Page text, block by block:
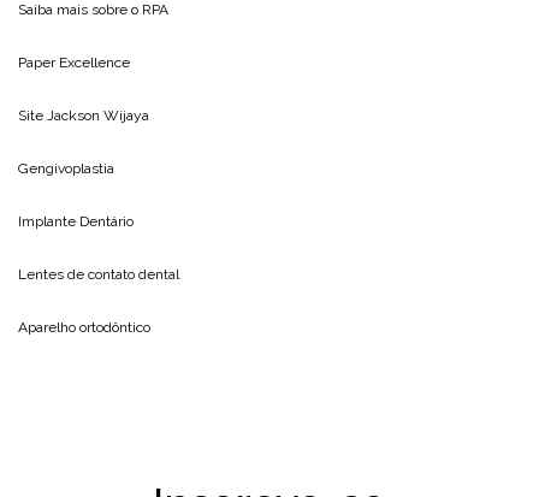
Saiba mais sobre o RPA
Paper Excellence
Site Jackson Wijaya
Gengivoplastia
Implante Dentário
Lentes de contato dental
Aparelho ortodôntico